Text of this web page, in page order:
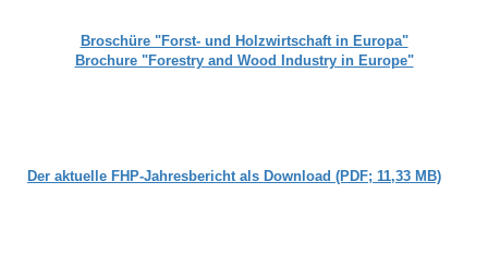
Broschüre "Forst- und Holzwirtschaft in Europa"
Brochure "Forestry and Wood Industry in Europe"
Der aktuelle FHP-Jahresbericht als Download (PDF; 11,33 MB)